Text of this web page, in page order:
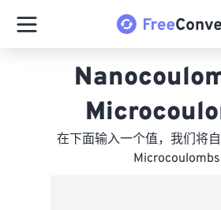
在下面输入一个值，我们将
Microcoulombs